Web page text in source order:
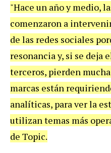
"Hace un año y medio,
comenzaron a
de las redes sociales
resonancia y, si se deja
terceros, pierden
marcas están
analíticas, para ver la
utilizan temas más
de Topic.